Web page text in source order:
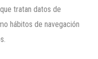
tratan datos de
hábitos de navegación